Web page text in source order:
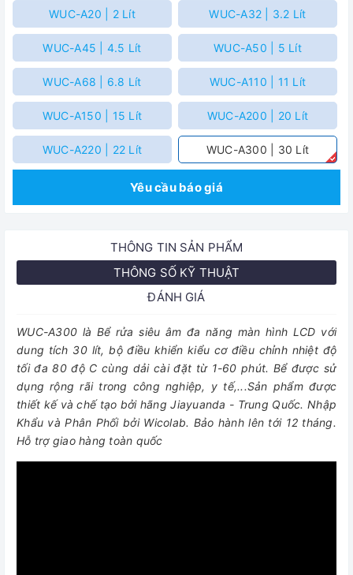
WUC-A20 | 2 Lít
WUC-A32 | 3.2 Lít
WUC-A45 | 4.5 Lít WUC-A50 | 5 Lít
WUC-A68 | 6.8 Lít WUC-A110 | 11 Lít
WUC-A150 | 15 Lít WUC-A200 | 20 Lít
WUC-A220 | 22 Lít WUC-A300 | 30 Lít
Yêu cầu báo giá
THÔNG TIN SẢN PHẨM
THÔNG SỐ KỸ THUẬT
ĐÁNH GIÁ
WUC-A300 là Bể rửa siêu âm đa năng màn hình LCD với
dung tích 30 lít, bộ điều khiển kiểu cơ điều chỉnh nhiệt độ
tối đa 80 độ C cùng dải cài đặt từ 1-60 phút. Bể được sử
dụng rộng rãi trong công nghiệp, y tế,...Sản phẩm được
thiết kế và chế tạo bởi hãng Jiayuanda - Trung Quốc. Nhập
Khẩu và Phân Phối bởi Wicolab. Bảo hành lên tới 12 tháng.
Hỗ trợ giao hàng toàn quốc